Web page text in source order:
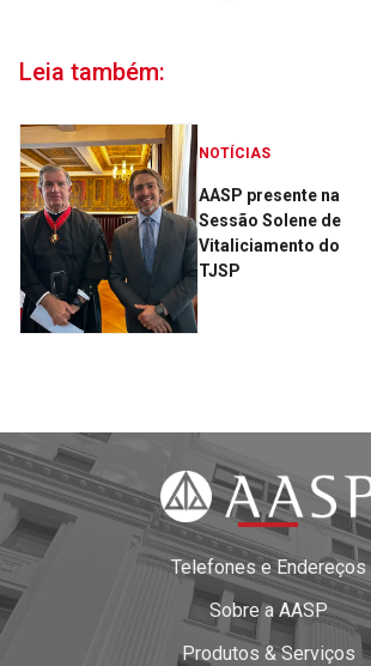
Leia também:
NOTÍCIAS
AASP presente na
Sessão Solene de
Vitaliciamento do
TJSP
Telefones e Endereços
Sobre a AASP
Produtos & Serviços